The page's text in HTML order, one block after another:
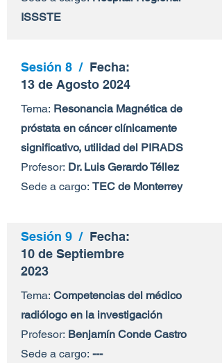
ISSSTE
Sesión 8 / Fecha:
13 de Agosto 2024
Tema: Resonancia Magnética de
próstata en cáncer clínicamente
significativo, utilidad del PIRADS
Profesor: Dr. Luis Gerardo Téllez
Sede a cargo: TEC de Monterrey
Sesión 9 / Fecha:
10 de Septiembre
2023
Tema: Competencias del médico
radiólogo en la investigación
Profesor: Benjamín Conde Castro
Sede a cargo: ---